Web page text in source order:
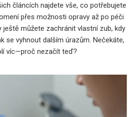
článcích najdete vše, co potřebujete
přes možnosti opravy až po péči
ještě můžete zachránit vlastní zub, kdy
se vyhnout dalším úrazům. Nečekáte,
víc—proč nezačít teď?